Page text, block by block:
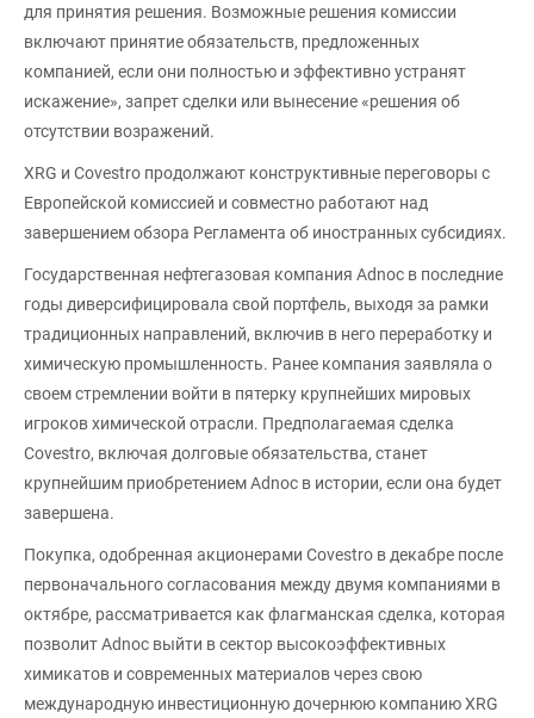
для принятия решения. Возможные решения комиссии
включают принятие обязательств, предложенных
компанией, если они полностью и эффективно устранят
искажение», запрет сделки или вынесение «решения об
отсутствии возражений.
XRG и Covestro продолжают конструктивные переговоры с
Европейской комиссией и совместно работают над
завершением обзора Регламента об иностранных субсидиях.
Государственная нефтегазовая компания Adnoc в последние
годы диверсифицировала свой портфель, выходя за рамки
традиционных направлений, включив в него переработку и
химическую промышленность. Ранее компания заявляла о
своем стремлении войти в пятерку крупнейших мировых
игроков химической отрасли. Предполагаемая сделка
Covestro, включая долговые обязательства, станет
крупнейшим приобретением Adnoc в истории, если она будет
завершена.
Покупка, одобренная акционерами Covestro в декабре после
первоначального согласования между двумя компаниями в
октябре, рассматривается как флагманская сделка, которая
позволит Adnoc выйти в сектор высокоэффективных
химикатов и современных материалов через свою
международную инвестиционную дочернюю компанию XRG